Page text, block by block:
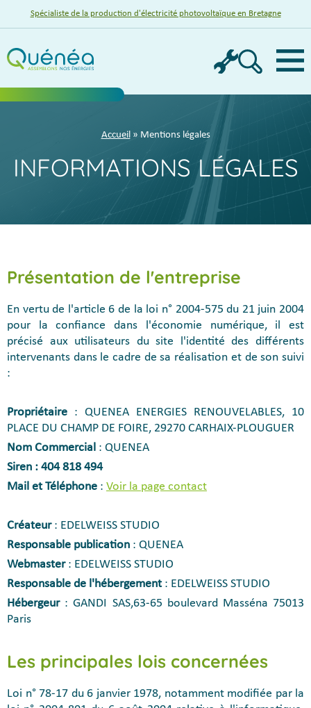
Spécialiste de la production d'électricité photovoltaïque en Bretagne
Accueil» Mentions légales
INFORMATIONS LÉGALES
Présentation de l'entreprise
En vertu de l'article 6 de la loi n° 2004-575 du 21 juin 2004
pour la confiance dans l'économie numérique, il est
précisé aux utilisateurs du site l'identité des différents
intervenants dans le cadre de sa réalisation et de son suivi
:
Propriétaire : QUENEA ENERGIES RENOUVELABLES, 10
PLACE DU CHAMP DE FOIRE, 29270 CARHAIX-PLOUGUER
Nom Commercial : QUENEA
Siren : 404 818 494
Mail et Téléphone : Voir la page contact
Créateur: EDELWEISS STUDIO
Responsable publication : QUENEA
Webmaster: EDELWEISS STUDIO
Responsable de l'hébergement: EDELWEISS STUDIO
Hébergeur: GANDI SAS,63-65 boulevard Masséna 75013
Paris
Les principales lois concernées
Loi n° 78-17 du 6 janvier 1978, notamment modifiée par la